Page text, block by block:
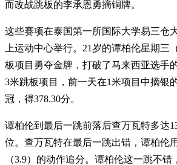
而改战跳板的李承恩勇摘铜牌。
这些赛项在泰国第一所国际大学易三仓
上运动中心举行。21岁的谭柏伦星期三
板项目勇夺金牌，打破了马来西亚选手
3米跳板项目，前一天在1米项目中摘银
冠，得378.30分。
谭柏伦到最后一跳前落后查万瓦特多达
位。查万瓦特在最后一跳出错，谭柏伦
（3.9）的动作追分。谭柏伦这一跳不